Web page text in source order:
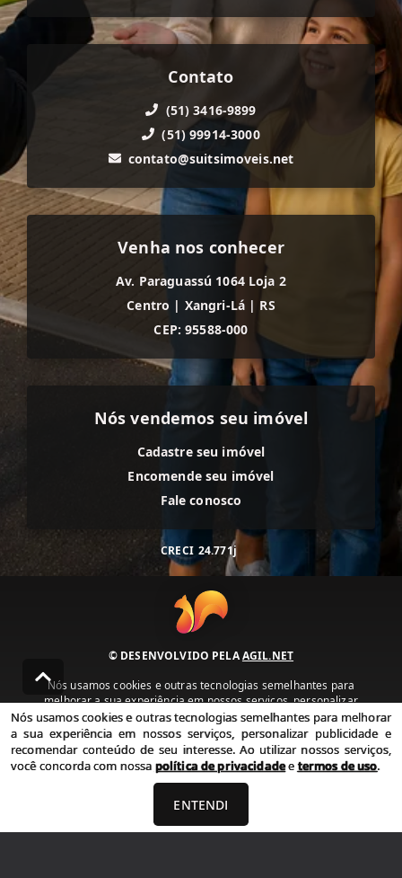
Contato
(51) 3416-9899
(51) 99914-3000
contato@suitsimoveis.net
Venha nos conhecer
Av. Paraguassú 1064 Loja 2
Centro | Xangri-Lá | RS
CEP: 95588-000
Nós vendemos seu imóvel
Cadastre seu imóvel
Encomende seu imóvel
Fale conosco
CRECI 24.771j
© DESENVOLVIDO PELAAGIL.NET
Nós usamos cookies e outras tecnologias semelhantes para
melhorar a sua experiência em nossos serviços, personalizar
publicidade e recomendar conteúdo de seu interesse. Ao utilizar
nossos serviços, você concorda com nossa política de privacidade e
termos de uso.
Política de Privacidade Termos de uso
Nós usamos cookies e outras tecnologias semelhantes para melhorar
a sua experiência em nossos serviços, personalizar publicidade e
recomendar conteúdo de seu interesse. Ao utilizar nossos serviços,
você concorda com nossa política de privacidadeetermos de uso.
ENTENDI